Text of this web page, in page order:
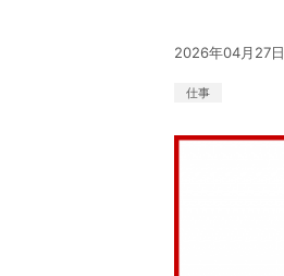
2026年04月27日
仕事